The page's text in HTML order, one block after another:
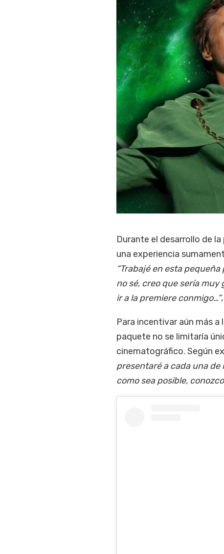
Durante el desarrollo de la
una experiencia
“Trabajé en esta
no sé, creo que sería muy
ir a la premiere conmigo…”
Para incentivar aún más
paquete no se limitaría
cinematográfico. Según
presentaré a cada una
como sea posible,